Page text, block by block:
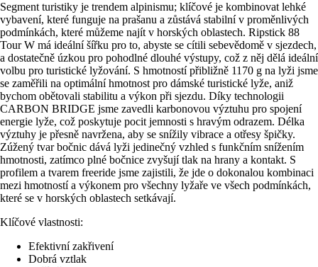
Segment turistiky je trendem alpinismu; klíčové je kombinovat lehké
vybavení, které funguje na prašanu a zůstává stabilní v proměnlivých
podmínkách, které můžeme najít v horských oblastech. Ripstick 88
Tour W má ideální šířku pro to, abyste se cítili sebevědomě v sjezdech,
a dostatečně úzkou pro pohodlné dlouhé výstupy, což z něj dělá ideální
volbu pro turistické lyžování. S hmotností přibližně 1170 g na lyži jsme
se zaměřili na optimální hmotnost pro dámské turistické lyže, aniž
bychom obětovali stabilitu a výkon při sjezdu. Díky technologii
CARBON BRIDGE jsme zavedli karbonovou výztuhu pro spojení
energie lyže, což poskytuje pocit jemnosti s hravým odrazem. Délka
výztuhy je přesně navržena, aby se snížily vibrace a otřesy špičky.
Zúžený tvar bočnic dává lyži jedinečný vzhled s funkčním snížením
hmotnosti, zatímco plné bočnice zvyšují tlak na hrany a kontakt. S
profilem a tvarem freeride jsme zajistili, že jde o dokonalou kombinaci
mezi hmotností a výkonem pro všechny lyžaře ve všech podmínkách,
které se v horských oblastech setkávají.
Klíčové vlastnosti:
Efektivní zakřivení
Dobrá vztlak